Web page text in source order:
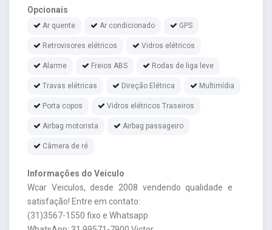
Opcionais
Ar quente Ar condicionado GPS
Retrovisores elétricos Vidros elétricos
Alarme Freios ABS Rodas de liga leve
Travas elétricas Direção Elétrica Multimídia
Porta copos Vidros elétricos Traseiros
Airbag motorista Airbag passageiro
Câmera de ré
Informações do Veículo
Wcar Veiculos, desde 2008 vendendo qualidade e
satisfação! Entre em contato:
(31)3567-1550 fixo e Whatsapp